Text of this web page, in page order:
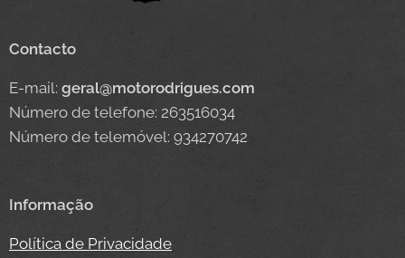
Contacto
E-mail: geral@motorodrigues.com
Número de telefone: 263516034
Número de telemóvel: 934270742
Informação
Política de Privacidade